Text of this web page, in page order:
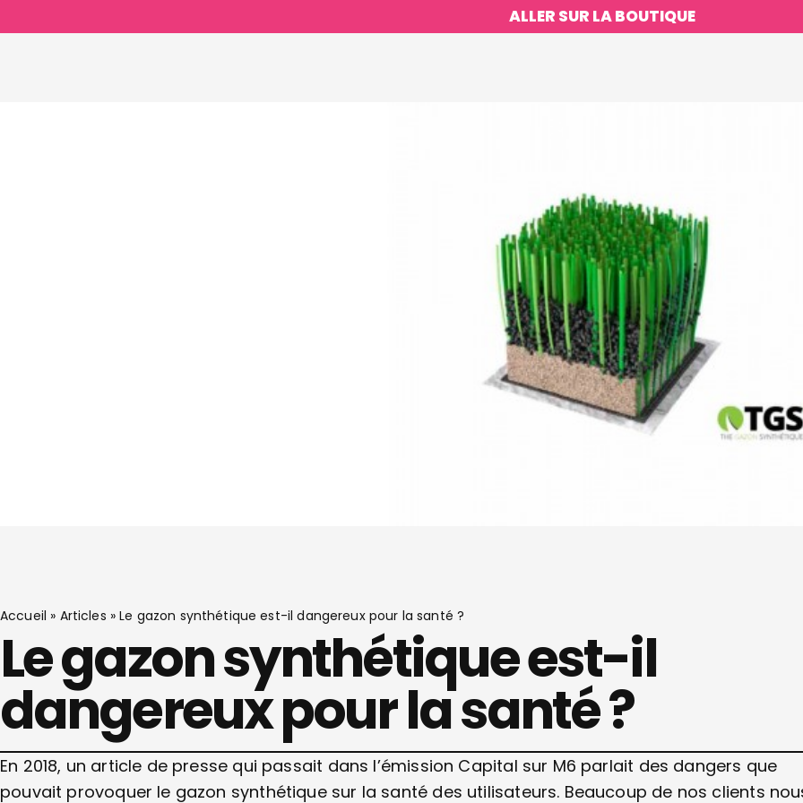
ALLER SUR LA BOUTIQUE
Accueil » Articles »Le gazon synthétique est-il dangereux pour la santé ?
Le gazon synthétique est-il
dangereux pour la santé ?
En 2018, un article de presse qui passait dans l’émission Capital sur M6 parlait des dangers que
pouvait provoquer le gazon synthétique sur la santé des utilisateurs. Beaucoup de nos clients